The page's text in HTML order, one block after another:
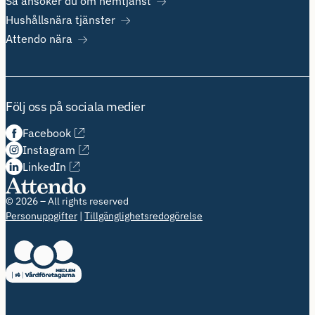
Hushållsnära tjänster
Attendo nära
Följ oss på sociala medier
Facebook
Instagram
LinkedIn
© 2026 – All rights reserved
Personuppgifter Tillgänglighetsredogörelse